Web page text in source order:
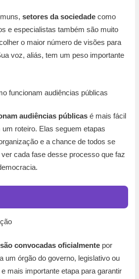
setores da sociedade como
e especialistas também são muito
o maior número de visões para
voz, aliás, tem um peso importante
funcionam audiências públicas
audiências públicas é mais fácil
roteiro. Elas seguem etapas
e a chance de todos se
cada fase desse processo que faz
convocadas oficialmente por
um órgão do governo, legislativo ou
mais importante etapa para garantir